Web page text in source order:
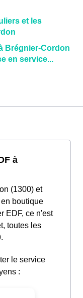
et les
Brégnier-Cordon
en service...
à
(1300) et
boutique
EDF, ce n'est
toutes les
le service
: